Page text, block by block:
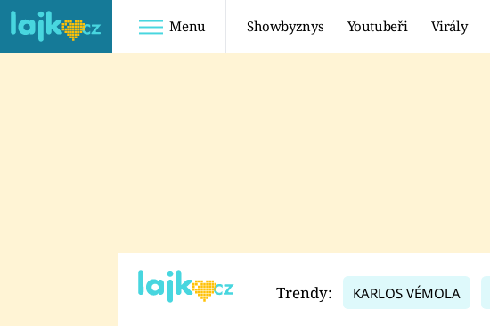
Menu Showbyznys Youtubeři Virály
TADEÁŠ KUBĚNKA
DATEL
Trendy: KARLOS VÉMOLA